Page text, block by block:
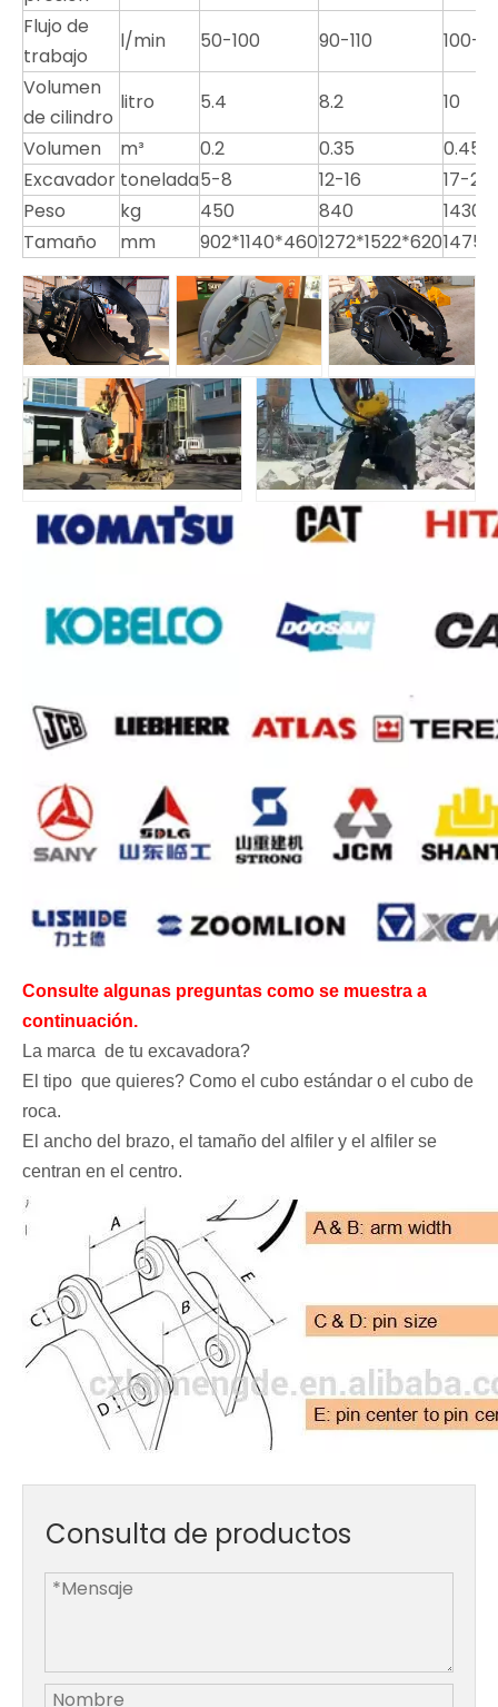
Flujo de
trabajo
l/min 50-100 90-110
100-
Volumen
de cilindro
litro 5.4 8.2
10
Volumen
m³ 0.2 0.35
0.45
Excavador tonelada5-8 12-16
17-23
Peso
kg 450 840
1430
Tamaño
mm 902*1140*4601272*1522*620
Consulte algunas preguntas como se muestra a
continuación.
La marca de tu excavadora?
El tipo que quieres? Como el cubo estándar o el cubo de
roca.
El ancho del brazo, el tamaño del alfiler y el alfiler se
centran en el centro.
Consulta de productos